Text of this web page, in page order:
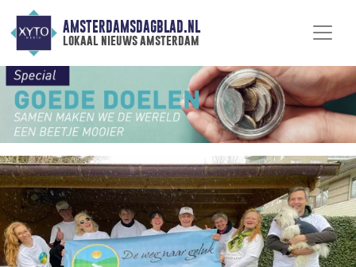
AMSTERDAMSDAGBLAD.NL
lokaal nieuws amsterdam